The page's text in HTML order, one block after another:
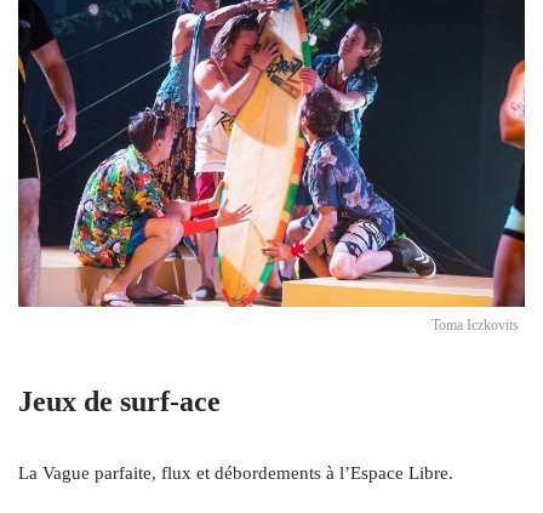
Toma Iczkovits
Jeux de surf-ace
La Vague parfaite, flux et débordements à l’Espace Libre.